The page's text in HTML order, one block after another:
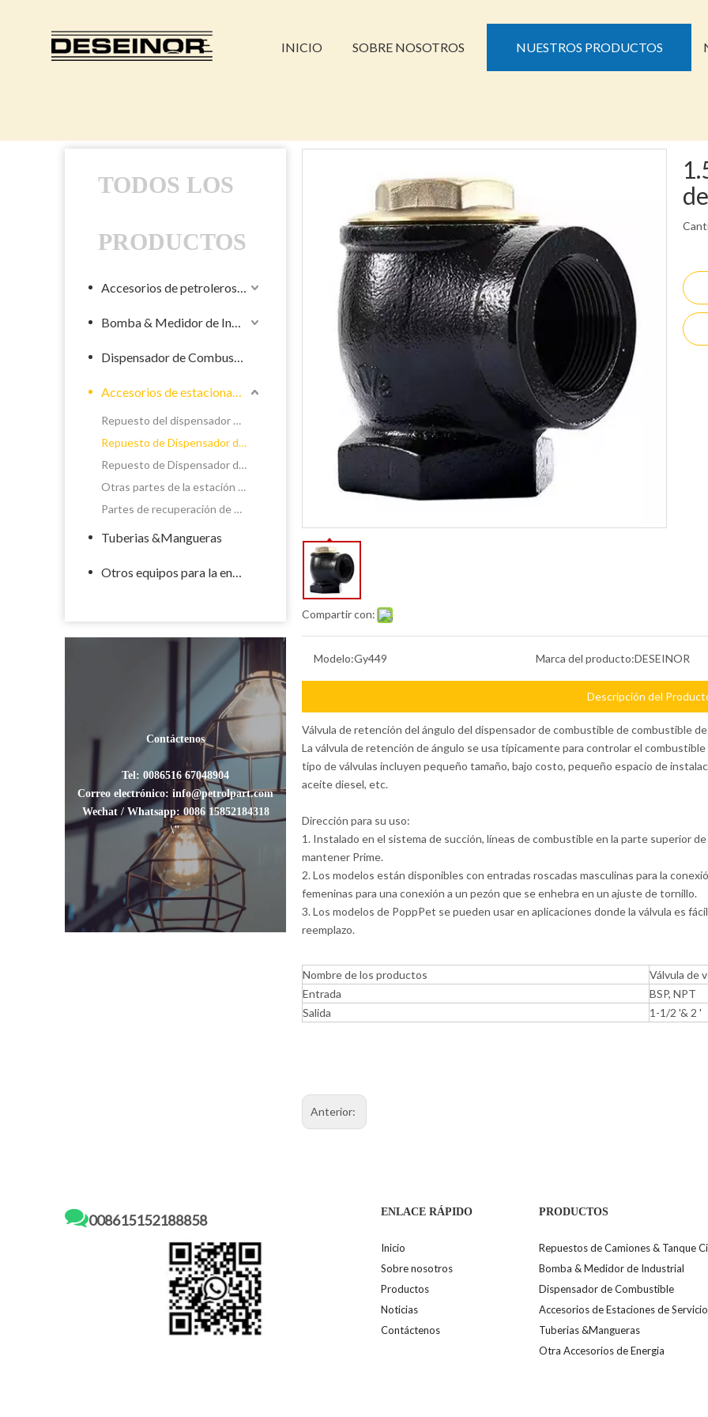
INICIO SOBRE NOSOTROS NUESTROS PRODUCTOS
TODOS LOS
PRODUCTOS
Accesorios de petroleros líquidos
Bomba & Medidor de Industrial
Dispensador de Combustible
Accesorios de estacionamiento de llenado
Repuesto del dispensador de químicos
Repuesto de Dispensador de Combustible
Repuesto de Dispensador de GLP
Otras partes de la estación de servicio
Partes de recuperación de vapor del dispensador
Tuberias &Mangueras
Otros equipos para la energía
Contáctenos
Tel: 0086516 67048904
Correo electrónico: info@petrolpart.com
Wechat / Whatsapp: 0086 15852184318
\"
Compartir con:
Modelo:Gy449 Marca del producto:DESEINOR
Descripción del
Válvula de retención del ángulo del dispensador de combustible de combustible
La válvula de retención de ángulo se usa típicamente para controlar el
tipo de válvulas incluyen pequeño tamaño, bajo costo, pequeño espacio de
aceite diesel, etc.
Dirección para su uso:
1. Instalado en el sistema de succión, líneas de combustible en la parte superior
mantener Prime.
2. Los modelos están disponibles con entradas roscadas masculinas para la
femeninas para una conexión a un pezón que se enhebra en un ajuste de tornillo.
3. Los modelos de PoppPet se pueden usar en aplicaciones donde la válvula es
reemplazo.
Nombre de los productos
Válvula de
Entrada
BSP, NPT
Salida
1-1/2 '& 2 '
Anterior:
008615152188858 ENLACE RÁPIDO
Inicio
Sobre nosotros
Productos
Noticias
Contáctenos
PRODUCTOS
Repuestos de Camiones & Tanque
Bomba & Medidor de Industrial
Dispensador de Combustible
Accesorios de Estaciones de
Tuberias &Mangueras
Otra Accesorios de Energia